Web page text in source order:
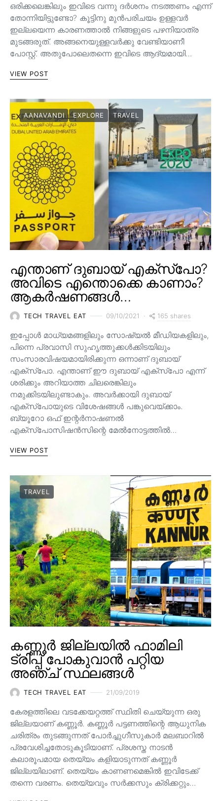
ഒരിക്കലെങ്കിലും ഇവിടെ വന്നു ദര്‍ശനം നടത്തണം എന്ന്
തോന്നിയിട്ടുണ്ടോ? കൂട്ടിനു മുന്‍പരിചയം ഉള്ളവര്‍
ഇല്ലയെന്ന കാരണത്താല്‍ നിങ്ങളുടെ പഴനിയാത്ര
മുടങ്ങരുത്. അങ്ങനെയുള്ളവര്‍ക്കു വേണ്ടിയാണീ
പോസ്റ്റ്‌. അതുപോലെതന്നെ ഇവിടെ ആദ്യമായി…
VIEW POST
AANAVANDI EXPLORE TRAVEL
എന്താണ് ദുബായ് എക്സ്പോ?
അവിടെ എന്തൊക്കെ കാണാം?
ആകർഷണങ്ങൾ…
TECH TRAVEL EAT 09/10/2021 165 shares
ഇപ്പോൾ മാധ്യമങ്ങളിലും സോഷ്യൽ മീഡിയകളിലും,
പിന്നെ പ്രവാസി സുഹൃത്തുക്കൾക്കിടയിലും
സംസാരവിഷയമായിരിക്കുന്ന ഒന്നാണ് ദുബായ്
എക്സ്പോ. എന്താണ് ഈ ദുബായ് എക്സ്പോ എന്ന്
ശരിക്കും അറിയാത്ത ചിലരെങ്കിലും
നമുക്കിടയിലുണ്ടാകും. അവർക്കായി ദുബായ്
എക്സ്പോയുടെ വിശേഷങ്ങൾ പങ്കുവെയ്ക്കാം.
ബ്യൂറോ ഒഫ് ഇന്റർനാഷണൽ
എക്സ്പോസിഷൻസിന്റെ മേൽനോട്ടത്തിൽ…
VIEW POST
TRAVEL
കണ്ണൂർ ജില്ലയിൽ ഫാമിലി
ട്രിപ്പ് പോകുവാൻ പറ്റിയ
അഞ്ച് സ്ഥലങ്ങൾ
TECH TRAVEL EAT 21/09/2019
കേരളത്തിലെ വടക്കേയറ്റത്ത് സ്ഥിതി ചെയ്യുന്ന ഒരു
ജില്ലയാണ് കണ്ണൂർ. കണ്ണൂർ പട്ടണത്തിന്റെ ആധുനിക
ചരിത്രം തുടങ്ങുന്നത് പോർച്ചുഗീസുകാർ മലബാറിൽ
പ്രവേശിച്ചതോടുകൂടിയാണ്. പ്രശസ്ത നാടൻ
കലാരൂപമായ തെയ്യം കളിയാടുന്നത് കണ്ണൂർ
ജില്ലയിലാണ്. തെയ്യം കാണണമെങ്കിൽ ഇവിടേക്ക്
തന്നെ വരണം. തെയ്യവും സര്‍ക്കസും ക്രിക്കറ്റും…